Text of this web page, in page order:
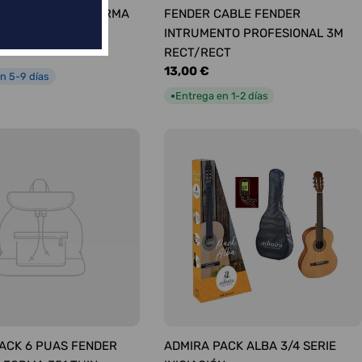
SURTIDAS FORMA
5-9 días
FENDER CABLE FENDER
INTRUMENTO PROFESIONAL 3M
RECT/RECT
Precio
13,00 €
●Entrega en 1-2 días
6 PUAS FENDER
ADMIRA PACK ALBA 3/4 SERIE